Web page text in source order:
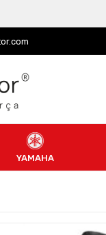
YAMAHA